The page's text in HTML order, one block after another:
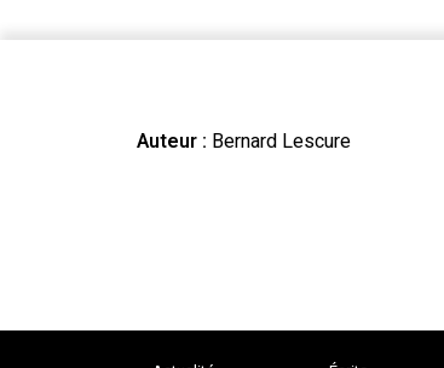
Auteur : Bernard Lescure